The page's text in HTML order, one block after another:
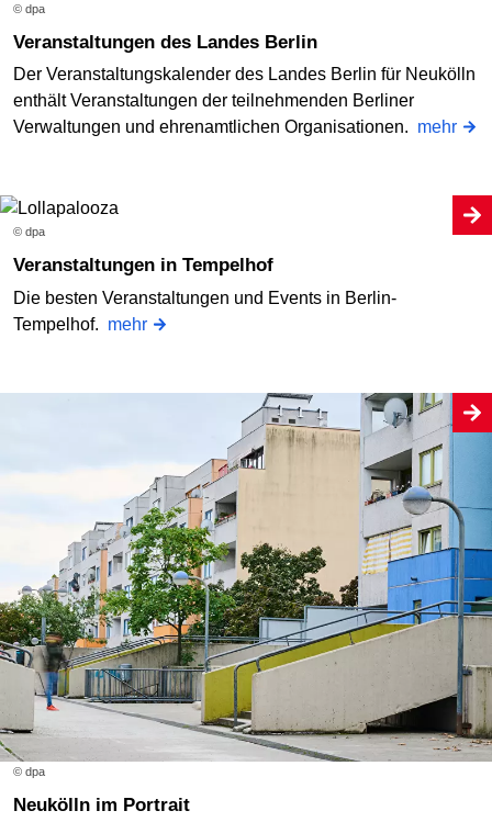
© dpa
Veranstaltungen des Landes Berlin
Der Veranstaltungskalender des Landes Berlin für Neukölln
enthält Veranstaltungen der teilnehmenden Berliner
Verwaltungen und ehrenamtlichen Organisationen. mehr
© dpa
Veranstaltungen in Tempelhof
Die besten Veranstaltungen und Events in Berlin-
Tempelhof. mehr
© dpa
Neukölln im Portrait